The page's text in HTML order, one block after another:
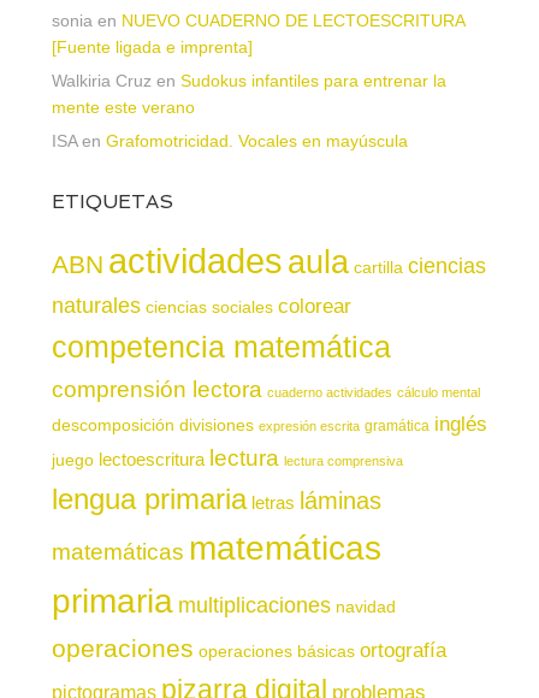
sonia en NUEVO CUADERNO DE LECTOESCRITURA
[Fuente ligada e imprenta]
Walkiria Cruz en Sudokus infantiles para entrenar la
mente este verano
ISAen Grafomotricidad. Vocales en mayúscula
ETIQUETAS
ABN actividadesaula cartilla ciencias
naturales ciencias sociales colorear
competencia matemática
comprensión lectora cuaderno actividades cálculo mental
descomposición divisiones expresión escrita gramática inglés
juego lectoescritura lectura lectura comprensiva
lengua primaria letras láminas
matemáticas matemáticas
primaria multiplicaciones navidad
operaciones operaciones básicas ortografía
pictogramas pizarra digital problemas